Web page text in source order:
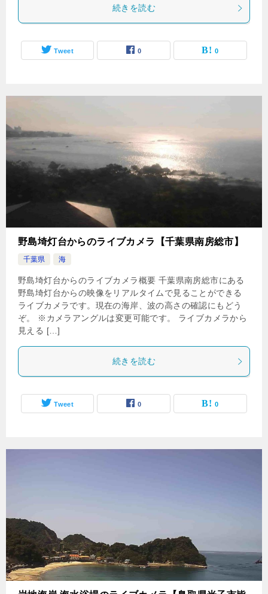
続きを読む
Tweet 0 0
野島埼灯台からのライブカメラ【千葉県南房総市】
千葉県 海
野島埼灯台からのライブカメラ概要 千葉県南房総市にある
野島埼灯台からの映像をリアルタイムで見ることができる
ライブカメラです。現在の海岸、波の高さの確認にもどう
ぞ。 ※カメラアングルは変更可能です。 ライブカメラから
見える […]
続きを読む
Tweet 0 0